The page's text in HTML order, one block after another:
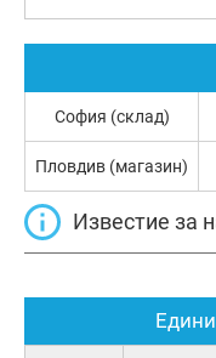
София (склад)
Пловдив (магазин)
Известие за